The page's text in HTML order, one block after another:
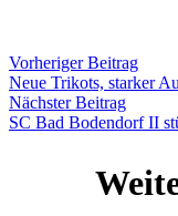
Vorheriger Beitrag
Neue Trikots, starker
Nächster Beitrag
SC Bad Bodendorf II